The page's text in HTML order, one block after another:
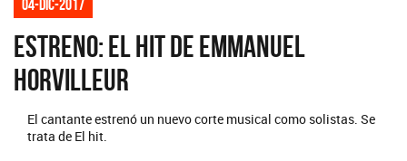
04-dic-2017
Estreno: El Hit de Emmanuel
Horvilleur
El cantante estrenó un nuevo corte musical como solistas. Se
trata de El hit.